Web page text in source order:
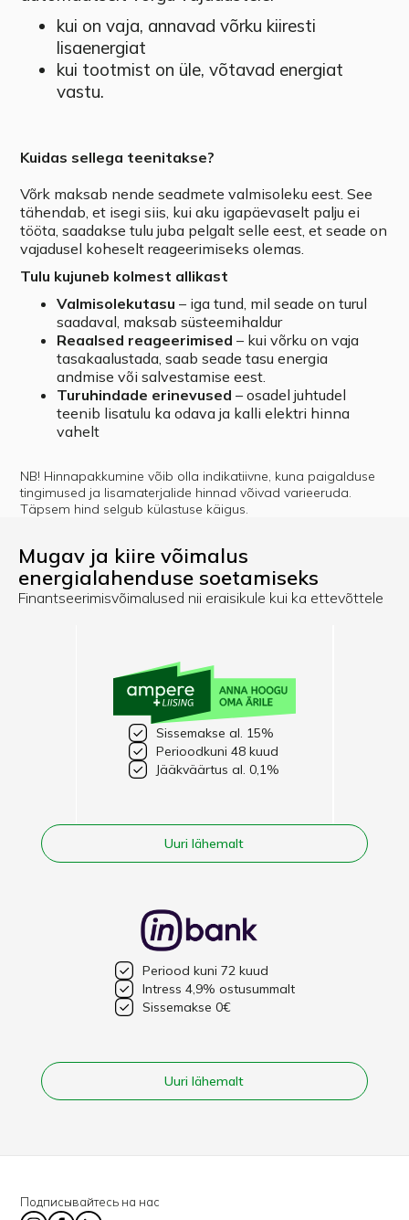
kui on vaja, annavad võrku kiiresti
lisaenergiat
kui tootmist on üle, võtavad energiat
vastu.
Kuidas sellega teenitakse?
Võrk maksab nende seadmete valmisoleku eest. See
tähendab, et isegi siis, kui aku igapäevaselt palju ei
tööta, saadakse tulu juba pelgalt selle eest, et seade on
vajadusel koheselt reageerimiseks olemas.
Tulu kujuneb kolmest allikast
Valmisolekutasu – iga tund, mil seade on turul
saadaval, maksab süsteemihaldur
Reaalsed reageerimised – kui võrku on vaja
tasakaalustada, saab seade tasu energia
andmise või salvestamise eest.
Turuhindade erinevused – osadel juhtudel
teenib lisatulu ka odava ja kalli elektri hinna
vahelt
NB! Hinnapakkumine võib olla indikatiivne, kuna paigalduse
tingimused ja lisamaterjalide hinnad võivad varieeruda.
Täpsem hind selgub külastuse käigus.
Mugav ja kiire võimalus
energialahenduse soetamiseks
Finantseerimisvõimalused nii eraisikule kui ka ettevõttele
Sissemakse al. 15%
Perioodkuni 48 kuud
Jääkväärtus al. 0,1%
Periood kuni 72 kuud
Intress 4,9% ostusummalt
Sissemakse 0€
Uuri lähemalt
Uuri lähemalt
Подписывайтесь на нас